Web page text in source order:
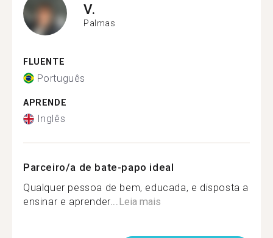
V.
Palmas
FLUENTE
Português
APRENDE
Inglês
Parceiro/a de bate-papo ideal
Qualquer pessoa de bem, educada, e disposta a
ensinar e aprender...Leia mais